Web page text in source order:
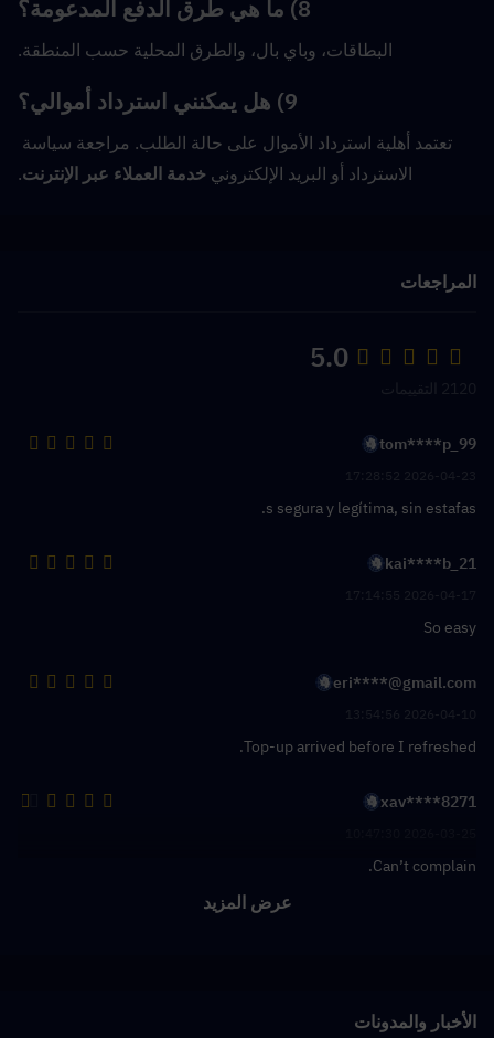
8) ما هي طرق الدفع المدعومة؟
البطاقات، وباي بال، والطرق المحلية حسب المنطقة.
9) هل يمكنني استرداد أموالي؟
الاسترداد أو البريد الإلكتروني خدمة العملاء عبر الإنترنت.
المراجعات
5.0
tom****p_99
s segura y legítima, sin estafas.
kai****b_21
So easy
eri****@gmail.com
Top-up arrived before I refreshed.
xav****8271
Can’t complain.
عرض المزيد
الأخبار والمدونات